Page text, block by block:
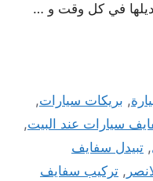
في كل وقت و …
, بريكات سيارات,
سيارات عند البيت,
, تبيدل سفايف
, تركيب سفايف